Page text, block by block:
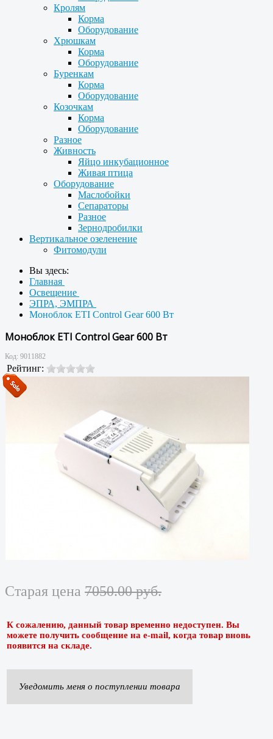
Кролям
Корма
Оборудование
Хрюшкам
Корма
Оборудование
Буренкам
Корма
Оборудование
Козочкам
Корма
Оборудование
Разное
Живность
Яйцо инкубационное
Живая птица
Оборудование
Маслобойки
Сепараторы
Разное
Зернодробилки
Вертикальное озеленение
Фитомодули
Вы здесь:
Главная
Освещение
ЭПРА, ЭМПРА
Моноблок ETI Control Gear 600 Вт
Моноблок ETI Control Gear 600 Вт
Код: 9011882
Рейтинг:
Старая цена 7050.00 руб.
К сожалению, данный товар временно недоступен. Вы
можете получить сообщение на e-mail, когда товар вновь
появится на складе.
Уведомить меня о поступлении товара